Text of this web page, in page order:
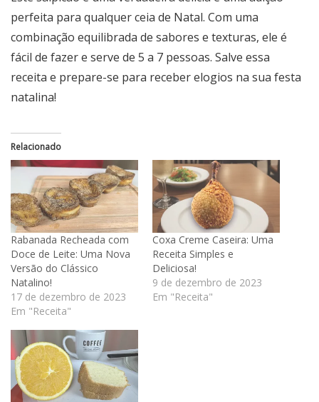
perfeita para qualquer ceia de Natal. Com uma
combinação equilibrada de sabores e texturas, ele é
fácil de fazer e serve de 5 a 7 pessoas. Salve essa
receita e prepare-se para receber elogios na sua festa
natalina!
Relacionado
Rabanada Recheada com
Doce de Leite: Uma Nova
Versão do Clássico
Natalino!
17 de dezembro de 2023
Em "Receita"
Coxa Creme Caseira: Uma
Receita Simples e
Deliciosa!
9 de dezembro de 2023
Em "Receita"